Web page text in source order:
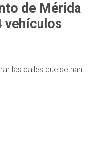
de Mérida
vehículos
las calles que se han